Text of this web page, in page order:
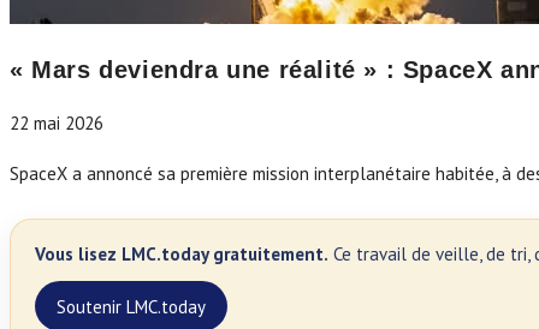
« Mars deviendra une réalité » : SpaceX
22 mai 2026
SpaceX a annoncé sa première mission interplanétaire habitée, à
Vous lisez LMC.today gratuitement. Ce travail de veille, de tri,
Soutenir LMC.today